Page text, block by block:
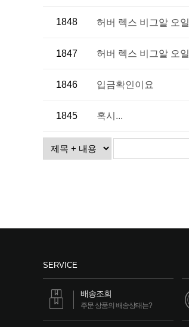
1848 허버 렉스 비그알 오일
1847 허버 렉스 비그알 오일
1846 입금확인이요
1845 혹시...
SERVICE
배송조회
주문 상품의 배송상태는?